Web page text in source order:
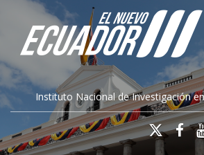
Instituto Nacional de Investigación